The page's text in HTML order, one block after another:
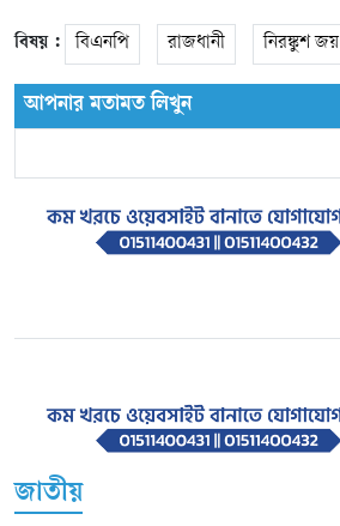
বিষয় : বিএনপি রাজধানী নিরঙ্কুশ জয়
আপনার মতামত লিখুন
জাতীয়